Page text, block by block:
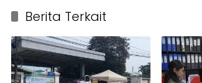
Berita Terkait